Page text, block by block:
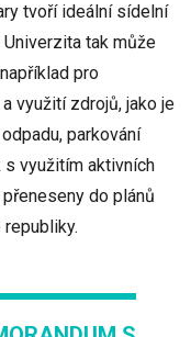
tvoří ideální sídelní
tak může
pro
využití zdrojů, jako je
parkování
využitím aktivních
do plánů